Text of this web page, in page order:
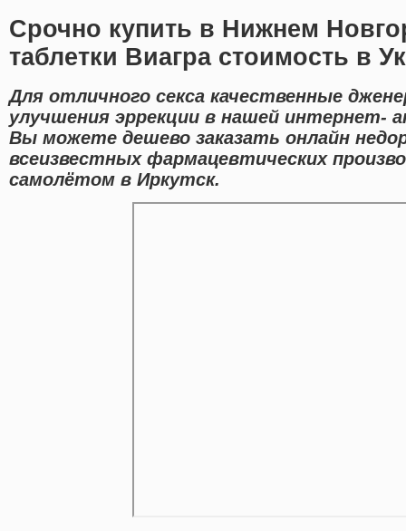
Срочно купить в Нижнем
таблетки Виагра стоимость в
Для отличного секса качественные
улучшения эррекции в нашей интернет-
Вы можете дешево заказать онлайн
всеизвестных фармацевтических
самолётом в Иркутск.